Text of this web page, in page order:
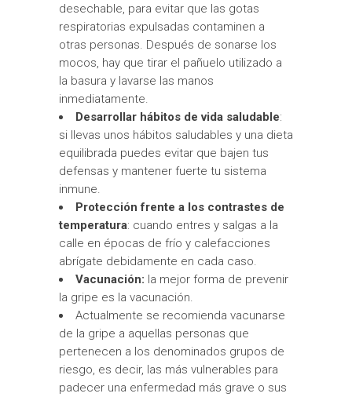
desechable, para evitar que las gotas
respiratorias expulsadas contaminen a
otras personas. Después de sonarse los
mocos, hay que tirar el pañuelo utilizado a
la basura y lavarse las manos
inmediatamente.
Desarrollar hábitos de vida saludable:
si llevas unos hábitos saludables y una dieta
equilibrada puedes evitar que bajen tus
defensas y mantener fuerte tu sistema
inmune.
Protección frente a los contrastes de
temperatura: cuando entres y salgas a la
calle en épocas de frío y calefacciones
abrígate debidamente en cada caso.
Vacunación: la mejor forma de prevenir
la gripe es la vacunación.
Actualmente se recomienda vacunarse
de la gripe a aquellas personas que
pertenecen a los denominados grupos de
riesgo, es decir, las más vulnerables para
padecer una enfermedad más grave o sus